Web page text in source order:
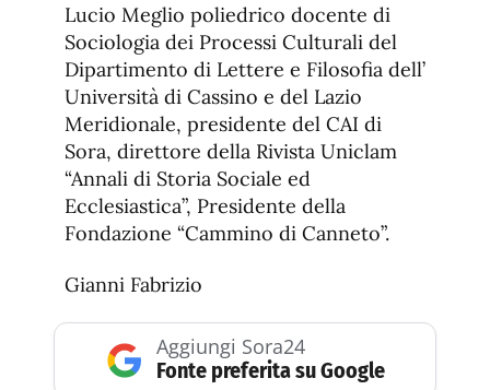
Lucio Meglio poliedrico docente di
Sociologia dei Processi Culturali del
Dipartimento di Lettere e Filosofia dell’
Università di Cassino e del Lazio
Meridionale, presidente del CAI di
Sora, direttore della Rivista Uniclam
“Annali di Storia Sociale ed
Ecclesiastica”, Presidente della
Fondazione “Cammino di Canneto”.
Gianni Fabrizio
Aggiungi Sora24
Fonte preferita su Google